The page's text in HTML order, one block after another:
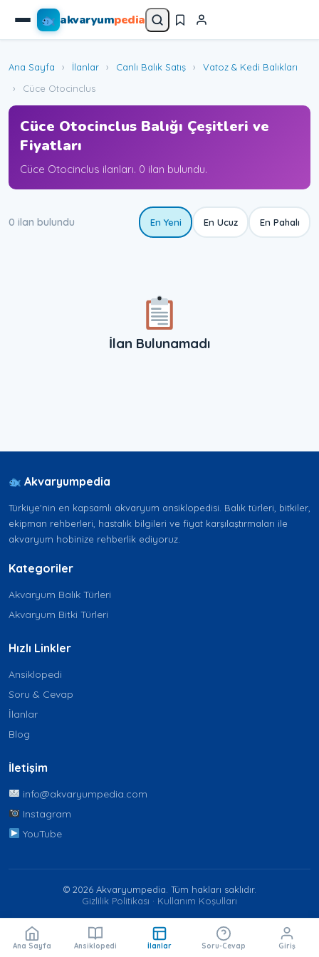
akvaryumpedia
Ana Sayfa › İlanlar › Canlı Balık Satış ›
Vatoz & Kedi Balıkları
›
Cüce Otocinclus
Cüce Otocinclus Balığı Çeşitleri ve
Fiyatları
Cüce Otocinclus ilanları. 0 ilan bulundu.
0 ilan bulundu En Yeni En Ucuz En Pahalı
İlan Bulunamadı
Akvaryumpedia
Türkiye'nin en kapsamlı akvaryum ansiklopedisi. Balık türleri, bitkiler,
ekipman rehberleri, hastalık bilgileri ve fiyat karşılaştırmaları ile
akvaryum hobinize rehberlik ediyoruz.
Kategoriler
Akvaryum Balık Türleri
Akvaryum Bitki Türleri
Hızlı Linkler
Ansiklopedi
Soru & Cevap
İlanlar
Blog
İletişim
info@akvaryumpedia.com
Instagram
YouTube
© 2026 Akvaryumpedia. Tüm hakları saklıdır.
Gizlilik Politikası · Kullanım Koşulları
Ana Sayfa Ansiklopedi İlanlar Soru-Cevap Giriş